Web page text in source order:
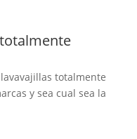
totalmente
y sea cual sea la